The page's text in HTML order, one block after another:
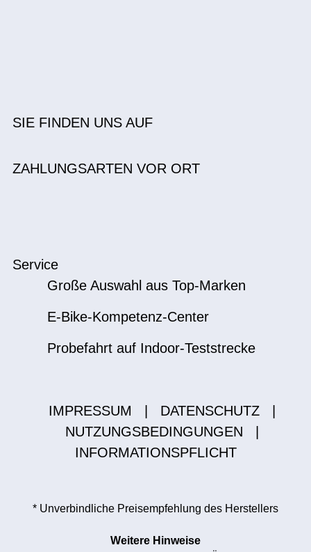
SIE FINDEN UNS AUF
ZAHLUNGSARTEN VOR ORT
Service
Große Auswahl aus Top-Marken
E-Bike-Kompetenz-Center
Probefahrt auf Indoor-Teststrecke
IMPRESSUM DATENSCHUTZ
NUTZUNGSBEDINGUNGEN
INFORMATIONSPFLICHT
* Unverbindliche Preisempfehlung des Herstellers
Weitere Hinweise